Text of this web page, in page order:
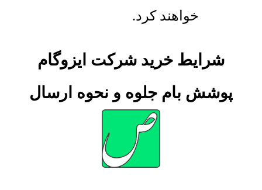
خواهند کرد.
شرایط خرید شرکت ایزوگام
پوشش بام جلوه و نحوه ارسال